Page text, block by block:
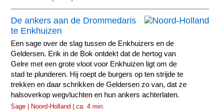
De ankers aan de Drommedaris
te Enkhuizen
Een sage over de slag tussen de Enkhuizers en de
Geldersen. Erik in de Bok ontdekt dat de hertog van
Gelre met een grote vloot voor Enkhuizen ligt om de
stad te plunderen. Hij roept de burgers op ten strijde te
trekken en daar schrikken de Geldersen zo van, dat ze
halsoverkop wegvluchten en hun ankers achterlaten.
Sage | Noord-Holland | ca. 4 min.